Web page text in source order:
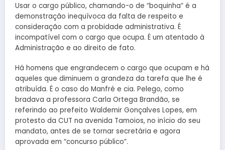
Usar o cargo público, chamando-o de “boquinha” é a
demonstração inequívoca da falta de respeito e
consideração com a probidade administrativa. É
incompatível com o cargo que ocupa. É um atentado à
Administração e ao direito de fato.
Há homens que engrandecem o cargo que ocupam e há
aqueles que diminuem a grandeza da tarefa que lhe é
atribuída. É o caso do Manfré e cia. Pelego, como
bradava a professora Carla Ortega Brandão, se
referindo ao prefeito Waldemir Gonçalves Lopes, em
protesto da CUT na avenida Tamoios, no início do seu
mandato, antes de se tornar secretária e agora
aprovada em “concurso público”.